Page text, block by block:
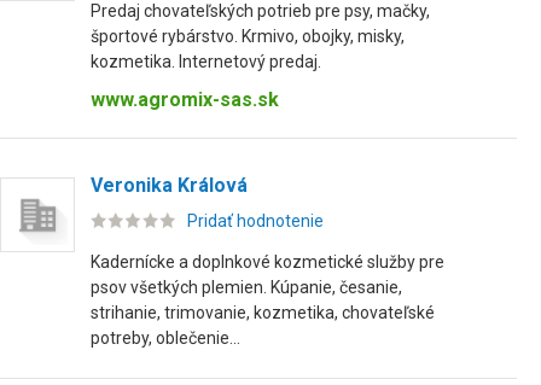
Predaj chovateľských potrieb pre psy, mačky,
športové rybárstvo. Krmivo, obojky, misky,
kozmetika. Internetový predaj.
www.agromix-sas.sk
Veronika Králová
Pridať hodnotenie
Kadernícke a doplnkové kozmetické služby pre
psov všetkých plemien. Kúpanie, česanie,
strihanie, trimovanie, kozmetika, chovateľské
potreby, oblečenie...